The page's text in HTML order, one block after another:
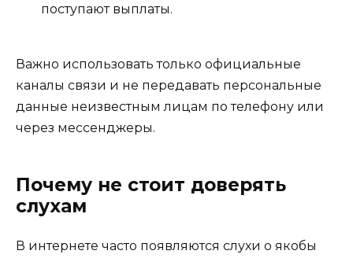
поступают выплаты.
Важно использовать только официальные
каналы связи и не передавать персональные
данные неизвестным лицам по телефону или
через мессенджеры.
Почему не стоит доверять
слухам
В интернете часто появляются слухи о якобы